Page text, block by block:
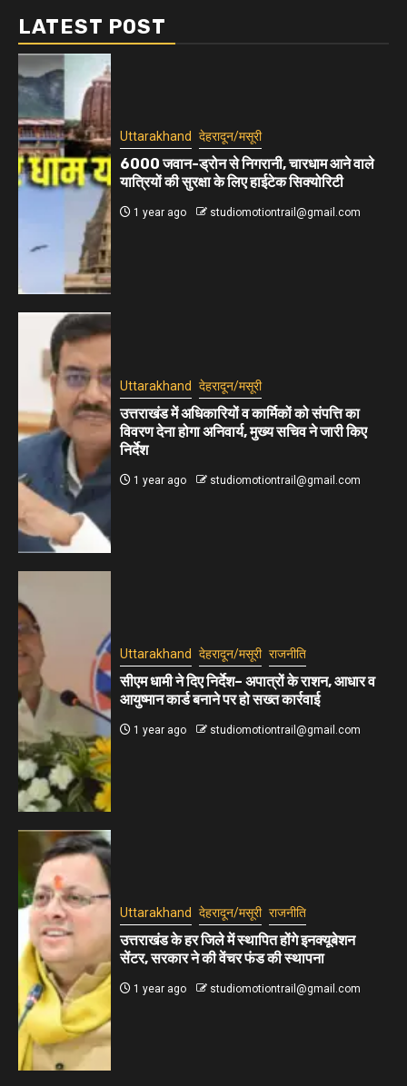
LATEST POST
Uttarakhand देहरादून/मसूरी
6000 जवान-ड्रोन से निगरानी, चारधाम आने वाले
यात्रियों की सुरक्षा के लिए हाईटेक सिक्योरिटी
1 year ago studiomotiontrail@gmail.com
Uttarakhand देहरादून/मसूरी
उत्तराखंड में अधिकारियों व कार्मिकों को संपत्ति का
विवरण देना होगा अनिवार्य, मुख्य सचिव ने जारी किए
निर्देश
1 year ago studiomotiontrail@gmail.com
Uttarakhand देहरादून/मसूरी राजनीति
सीएम धामी ने दिए निर्देश– अपात्रों के राशन, आधार व
आयुष्मान कार्ड बनाने पर हो सख्त कार्रवाई
1 year ago studiomotiontrail@gmail.com
Uttarakhand देहरादून/मसूरी राजनीति
उत्तराखंड के हर जिले में स्थापित होंगे इनक्यूबेशन
सेंटर, सरकार ने की वेंचर फंड की स्थापना
1 year ago studiomotiontrail@gmail.com